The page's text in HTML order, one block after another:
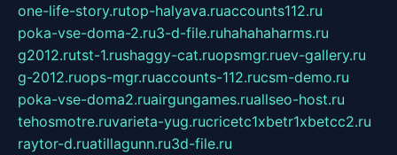
one-life-story.rutop-halyava.ruaccounts112.ru
poka-vse-doma-2.ru3-d-file.ruhahahaharms.ru
g2012.rutst-1.rushaggy-cat.ruopsmgr.ruev-gallery.ru
g-2012.ruops-mgr.ruaccounts-112.rucsm-demo.ru
poka-vse-doma2.ruairgungames.ruallseo-host.ru
tehosmotre.ruvarieta-yug.rucricetc1xbetr1xbetcc2.ru
raytor-d.ruatillagunn.ru3d-file.ru